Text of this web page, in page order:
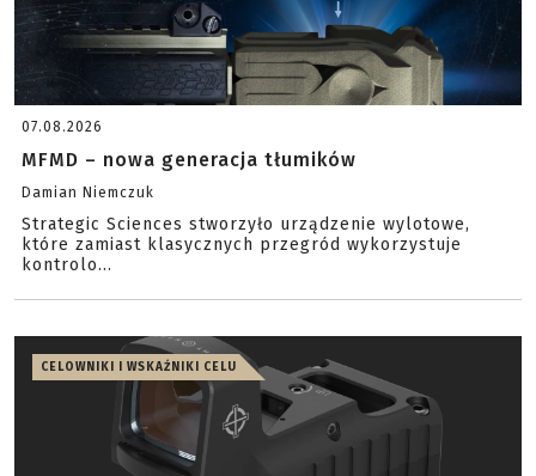
07.08.2026
MFMD – nowa generacja tłumików
Damian Niemczuk
Strategic Sciences stworzyło urządzenie wylotowe,
które zamiast klasycznych przegród wykorzystuje
kontrolo...
CELOWNIKI I WSKAŹNIKI CELU